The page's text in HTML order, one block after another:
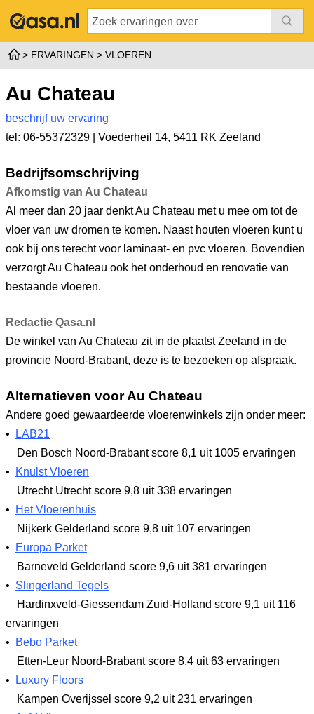
ERVARINGEN VLOEREN
Au Chateau
beschrijf uw ervaring
tel: 06-55372329 | Voederheil 14, 5411 RK Zeeland
Bedrijfsomschrijving
Afkomstig van Au Chateau
Al meer dan 20 jaar denkt Au Chateau met u mee om tot de
vloer van uw dromen te komen. Naast houten vloeren kunt u
ook bij ons terecht voor laminaat- en pvc vloeren. Bovendien
verzorgt Au Chateau ook het onderhoud en renovatie van
bestaande vloeren.
Redactie Qasa.nl
De winkel van Au Chateau zit in de plaatst Zeeland in de
provincie Noord-Brabant, deze is te bezoeken op afspraak.
Alternatieven voor Au Chateau
Andere goed gewaardeerde vloerenwinkels zijn onder meer:
•
LAB21
Den Bosch Noord-Brabantscore 8,1 uit 1005 ervaringen
•
Knulst Vloeren
Utrecht Utrechtscore 9,8 uit 338 ervaringen
•
Het Vloerenhuis
Nijkerk Gelderland score 9,8 uit 107 ervaringen
•
Europa Parket
Barneveld Gelderland score 9,6 uit 381 ervaringen
• Slingerland Tegels
Hardinxveld-Giessendam Zuid-Holland score 9,1 uit 116
ervaringen
•
Bebo Parket
Etten-Leur Noord-Brabantscore 8,4 uit 63 ervaringen
•
Luxury Floors
Kampen Overijssel score 9,2 uit 231 ervaringen